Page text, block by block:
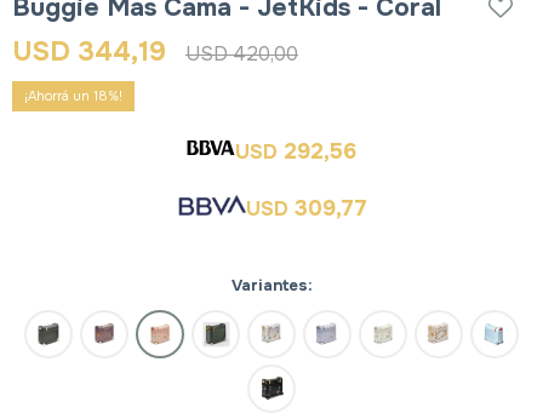
Buggie Mas Cama - JetKids - Coral
USD 344,19 USD420,00
18
USD 292,56
USD 309,77
Variantes: